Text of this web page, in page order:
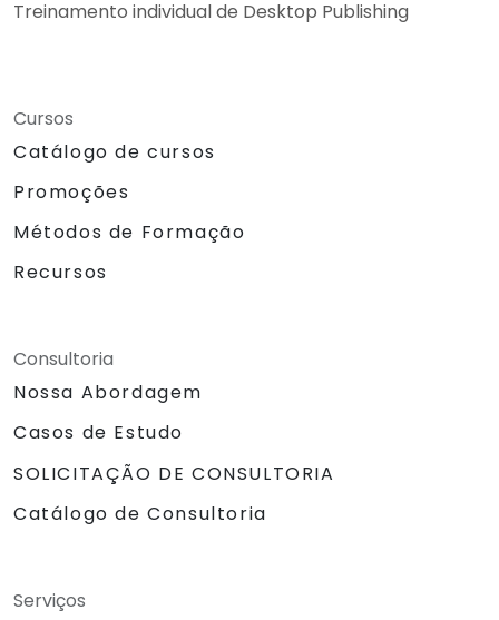
Treinamento individual de Desktop Publishing
Cursos
Catálogo de cursos
Promoções
Métodos de Formação
Recursos
Consultoria
Nossa Abordagem
Casos de Estudo
SOLICITAÇÃO DE CONSULTORIA
Catálogo de Consultoria
Serviços